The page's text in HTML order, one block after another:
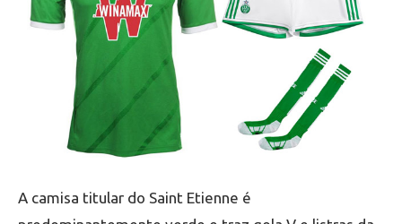
A camisa titular do Saint Etienne é